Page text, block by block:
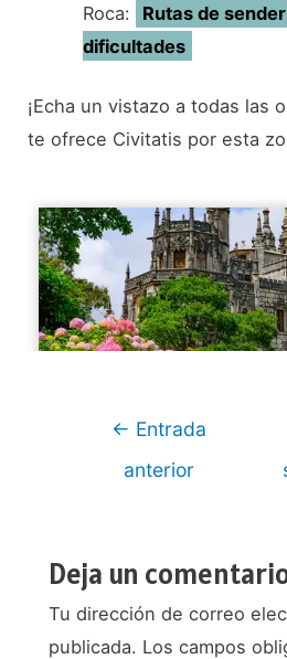
Roca:
Rutas de
dificultades
¡Echa un vistazo a todas las
te ofrece Civitatis por esta
Navegación
← Entrada
anterior
Deja un
Tu dirección de correo
publicada. Los campos